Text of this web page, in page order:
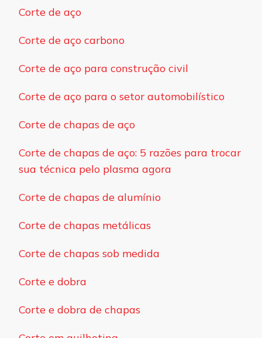
Corte de aço
Corte de aço carbono
Corte de aço para construção civil
Corte de aço para o setor automobilístico
Corte de chapas de aço
Corte de chapas de aço: 5 razões para trocar
sua técnica pelo plasma agora
Corte de chapas de alumínio
Corte de chapas metálicas
Corte de chapas sob medida
Corte e dobra
Corte e dobra de chapas